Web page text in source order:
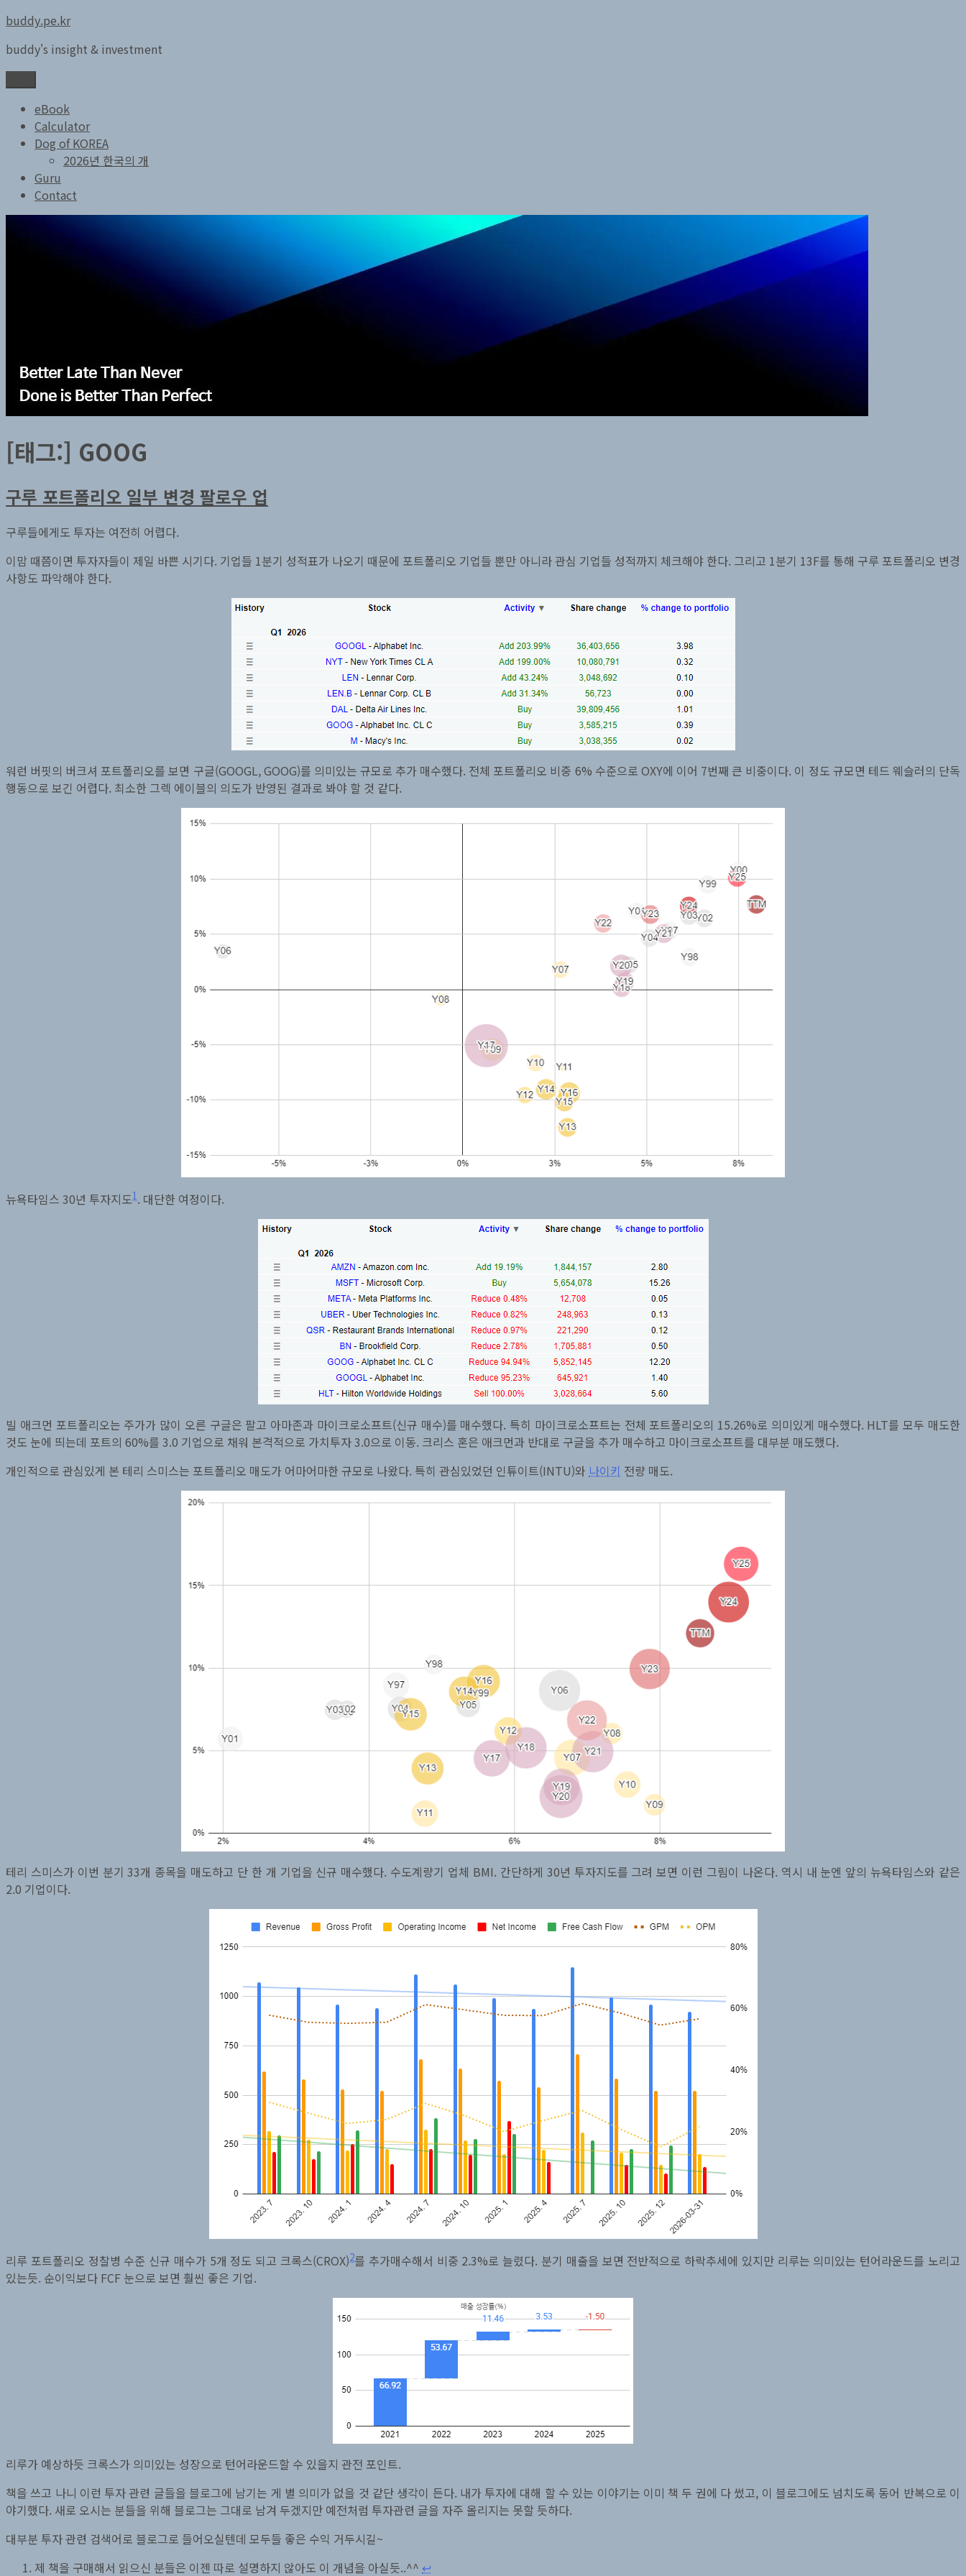
콘
츠
로
바
buddy.pe.kr
buddy's insight & investment
eBook
Calculator
Dog of KOREA
2026년 한국의 개
Guru
Contact
[태그:] GOOG
구루 포트폴리오 일부 변경 팔로우 업
구루들에게도 투자는 여전히 어렵다.
이맘 때쯤이면 투자자들이 제일 바쁜 시기다. 기업들 1분기 성적표가 나오기 때문에 포트폴리오 기업들 뿐만 아니라 관심 기업들 성적까지 체크해야 한다. 그리고 1분기 13F를 통해 구루 포트폴리오 변경
사항도 파악해야 한다.
워런 버핏의 버크셔 포트폴리오를 보면 구글(GOOGL, GOOG)를 의미있는 규모로 추가 매수했다. 전체 포트폴리오 비중 6% 수준으로 OXY에 이어 7번째 큰 비중이다. 이 정도 규모면 테드 웨슬러의 단독
행동으로 보긴 어렵다. 최소한 그렉 에이블의 의도가 반영된 결과로 봐야 할 것 같다.
뉴욕타임스 30년 투자지도1 . 대단한 여정이다.
빌 애크먼 포트폴리오는 주가가 많이 오른 구글은 팔고 아마존과 마이크로소프트(신규 매수)를 매수했다. 특히 마이크로소프트는 전체 포트폴리오의 15.26%로 의미있게 매수했다. HLT를 모두 매도한
것도 눈에 띄는데 포트의 60%를 3.0 기업으로 채워 본격적으로 가치투자 3.0으로 이동. 크리스 혼은 애크먼과 반대로 구글을 추가 매수하고 마이크로소프트를 대부분 매도했다.
개인적으로 관심있게 본 테리 스미스는 포트폴리오 매도가 어마어마한 규모로 나왔다. 특히 관심있었던 인튜이트(INTU)와 나이키 전량 매도.
테리 스미스가 이번 분기 33개 종목을 매도하고 단 한 개 기업을 신규 매수했다. 수도계량기 업체 BMI. 간단하게 30년 투자지도를 그려 보면 이런 그림이 나온다. 역시 내 눈엔 앞의 뉴욕타임스와 같은
2.0 기업이다.
리루 포트폴리오 정찰병 수준 신규 매수가 5개 정도 되고 크록스(CROX)2를 추가매수해서 비중 2.3%로 늘렸다. 분기 매출을 보면 전반적으로 하락추세에 있지만 리루는 의미있는 턴어라운드를 노리고
있는듯. 순이익보다 FCF 눈으로 보면 훨씬 좋은 기업.
리루가 예상하듯 크록스가 의미있는 성장으로 턴어라운드할 수 있을지 관전 포인트.
책을 쓰고 나니 이런 투자 관련 글들을 블로그에 남기는 게 별 의미가 없을 것 같단 생각이 든다. 내가 투자에 대해 할 수 있는 이야기는 이미 책 두 권에 다 썼고, 이 블로그에도 넘치도록 동어 반복으로 이
야기했다. 새로 오시는 분들을 위해 블로그는 그대로 남겨 두겠지만 예전처럼 투자관련 글을 자주 올리지는 못할 듯하다.
대부분 투자 관련 검색어로 블로그로 들어오실텐데 모두들 좋은 수익 거두시길~
제 책을 구매해서 읽으신 분들은 이젠 따로 설명하지 않아도 이 개념을 아실듯..^^ ↩︎